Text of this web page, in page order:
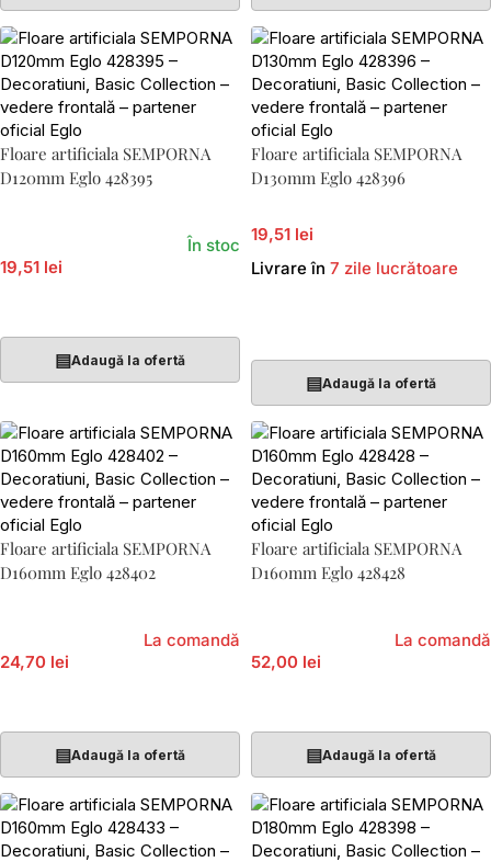
Floare artificiala SEMPORNA
D120mm Eglo 428395
19,51 lei
În stoc
▤Adaugă la ofertă
Floare artificiala SEMPORNA
D130mm Eglo 428396
19,51 lei
Livrare în 7 zile lucrătoare
▤Adaugă la ofertă
Floare artificiala SEMPORNA
D160mm Eglo 428402
24,70 lei
La comandă
▤Adaugă la ofertă
Floare artificiala SEMPORNA
D160mm Eglo 428428
52,00 lei
La comandă
▤Adaugă la ofertă